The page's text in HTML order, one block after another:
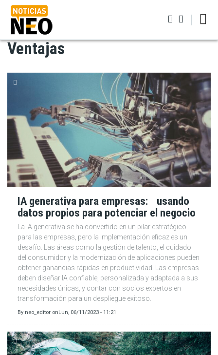
Pasar
contenido
principal
Ventajas
IA generativa para empresas: usando
datos propios para potenciar el negocio
La IA generativa se ha convertido en un pilar estratégico
para las empresas, pero la implementación eficaz es un
desafío. Las áreas como la gestión de talento, el cuidado
del consumidor y la modernización de aplicaciones pueden
obtener ganancias rápidas en productividad. Las empresas
deben diseñar IA confiable, personalizada y adaptada a sus
necesidades únicas, y contar con socios expertos en
transformación para un despliegue exitoso.
By neo_editor on Lun, 06/11/2023 - 11:21